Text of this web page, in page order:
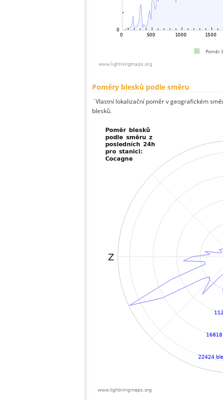
Poměry blesků podle směru
¨Vlastní lokalizační poměr v geografickém
blesků.